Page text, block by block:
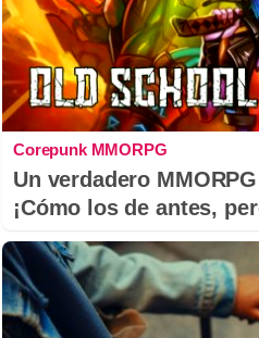
Corepunk MMORPG
Un verdadero
¡Cómo los de antes,